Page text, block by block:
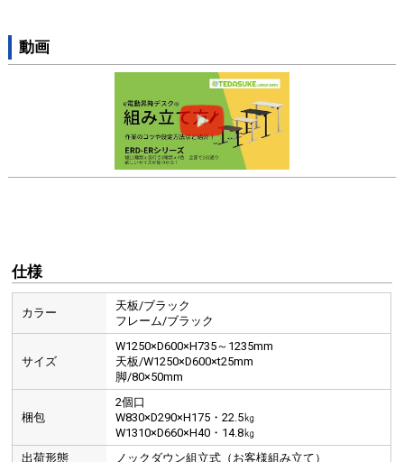
動画
仕様
カラー
天板/ブラック
フレーム/ブラック
サイズ
W1250×D600×H735～1235mm
天板/W1250×D600×t25mm
脚/80×50mm
梱包
2個口
W830×D290×H175・22.5㎏
W1310×D660×H40・14.8㎏
出荷形態
ノックダウン組立式（お客様組み立て）